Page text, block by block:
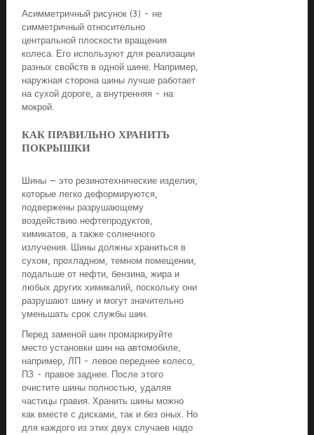
Асимметричный рисунок (3) - не
симметричный относительно
центральной плоскости вращения
колеса. Его используют для реализации
разных свойств в одной шине. Например,
наружная сторона шины лучше работает
на сухой дороге, а внутренняя - на
мокрой.
КАК ПРАВИЛЬНО ХРАНИТЬ
ПОКРЫШКИ
Шины — это резинотехнические изделия,
которые легко деформируются,
подвержены разрушающему
воздействию нефтепродуктов,
химикатов, а также солнечного
излучения. Шины должны храниться в
сухом, прохладном, темном помещении,
подальше от нефти, бензина, жира и
любых других химикалий, поскольку они
разрушают шину и могут значительно
уменьшать срок службы шин.
Перед заменой шин промаркируйте
место установки шин на автомобиле,
например, ЛП - левое переднее колесо,
ПЗ - правое заднее. После этого
очистите шины полностью, удаляя
частицы гравия. Хранить шины можно
как вместе с дисками, так и без оных. Но
для каждого из этих двух случаев надо